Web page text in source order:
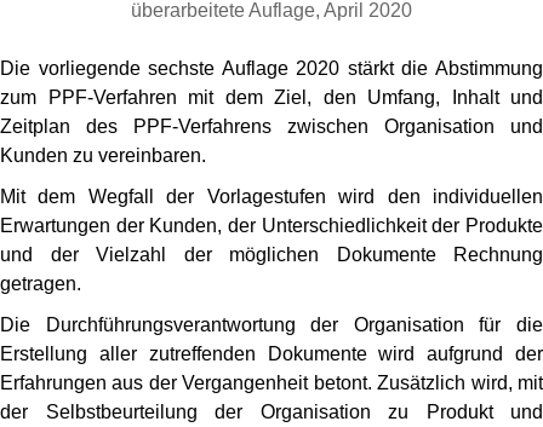
überarbeitete Auflage, April 2020
Die vorliegende sechste Auflage 2020 stärkt die Abstimmung
zum PPF-Verfahren mit dem Ziel, den Umfang, Inhalt und
Zeitplan des PPF-Verfahrens zwischen Organisation und
Kunden zu vereinbaren.
Mit dem Wegfall der Vorlagestufen wird den individuellen
Erwartungen der Kunden, der Unterschiedlichkeit der Produkte
und der Vielzahl der möglichen Dokumente Rechnung
getragen.
Die Durchführungsverantwortung der Organisation für die
Erstellung aller zutreffenden Dokumente wird aufgrund der
Erfahrungen aus der Vergangenheit betont. Zusätzlich wird, mit
der Selbstbeurteilung der Organisation zu Produkt und